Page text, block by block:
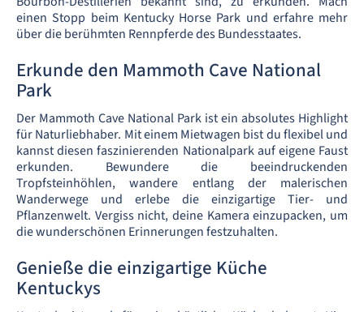
einen Stopp beim Kentucky Horse Park und erfahre mehr
über die berühmten Rennpferde des Bundesstaates.
Erkunde den Mammoth Cave National
Park
Der Mammoth Cave National Park ist ein absolutes Highlight
für Naturliebhaber. Mit einem Mietwagen bist du flexibel und
kannst diesen faszinierenden Nationalpark auf eigene Faust
erkunden. Bewundere die beeindruckenden
Tropfsteinhöhlen, wandere entlang der malerischen
Wanderwege und erlebe die einzigartige Tier- und
Pflanzenwelt. Vergiss nicht, deine Kamera einzupacken, um
die wunderschönen Erinnerungen festzuhalten.
Genieße die einzigartige Küche
Kentuckys